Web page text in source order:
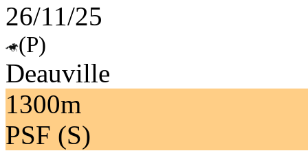
26/11/25
(P)
Deauville
1300m
PSF (S)